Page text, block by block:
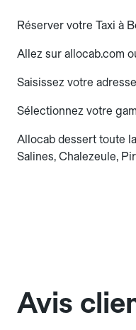
Réserver votre Taxi à
Allez sur allocab.com
Saisissez votre
Sélectionnez votre
Allocab dessert toute
Salines, Chalezeule,
Avis